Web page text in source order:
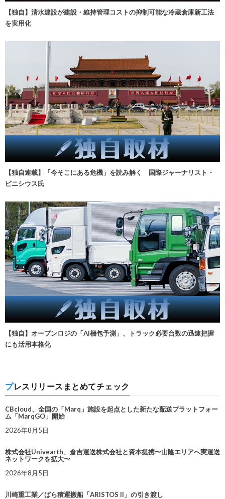
【独自】清水建設が建設・維持管理コストの抑制可能な冷蔵倉庫新工法
を実用化
【独自連載】「今そこにある危機」を読み解く 国際ジャーナリスト・
ビニシウス氏
【独自】オープンロジの「AI梱包予測」、トラック必要台数の迅速把握
にも活用本格化
プレスリリースまとめてチェック
CBcloud、全国の「Marq」施設を起点とした新たな配送プラットフォー
ム「MarqGO」開始
2026年8月5日
株式会社Univearth、倉吉運送株式会社と資本提携〜山陰エリアへ実運送
ネットワークを拡大〜
2026年8月5日
川崎重工業／ばら積運搬船「ARISTOS II」の引き渡し